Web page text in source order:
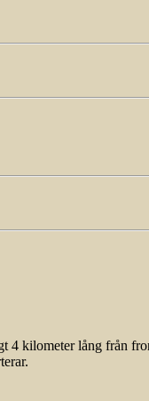
4 kilometer lång från